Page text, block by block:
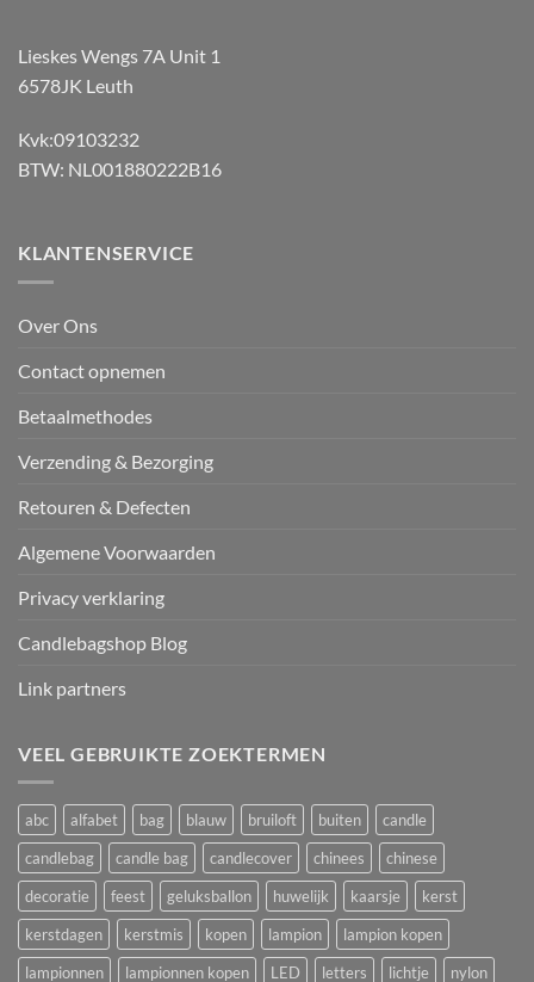
Lieskes Wengs 7A Unit 1
6578JK Leuth
Kvk:09103232
BTW: NL001880222B16
KLANTENSERVICE
Over Ons
Contact opnemen
Betaalmethodes
Verzending & Bezorging
Retouren & Defecten
Algemene Voorwaarden
Privacy verklaring
Candlebagshop Blog
Link partners
VEEL GEBRUIKTE ZOEKTERMEN
abc alfabet bag blauw bruiloft buiten
candle
candlebag
candle bag candlecover chinees
chinese
decoratie
feest geluksballon huwelijk kaarsje
kerst
kerstdagen
kerstmis kopen lampion
lampion kopen
lampionnen
lampionnen kopen LED letters lichtje nylon